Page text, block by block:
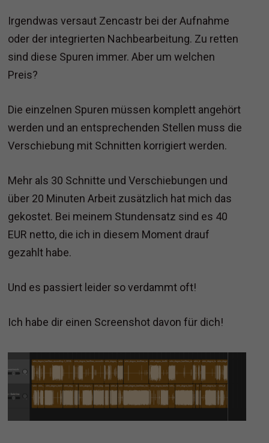
Irgendwas versaut Zencastr bei der Aufnahme
oder der integrierten Nachbearbeitung. Zu retten
sind diese Spuren immer. Aber um welchen
Preis?
Die einzelnen Spuren müssen komplett angehört
werden und an entsprechenden Stellen muss die
Verschiebung mit Schnitten korrigiert werden.
Mehr als 30 Schnitte und Verschiebungen und
über 20 Minuten Arbeit zusätzlich hat mich das
gekostet. Bei meinem Stundensatz sind es 40
EUR netto, die ich in diesem Moment drauf
gezahlt habe.
Und es passiert leider so verdammt oft!
Ich habe dir einen Screenshot davon für dich!